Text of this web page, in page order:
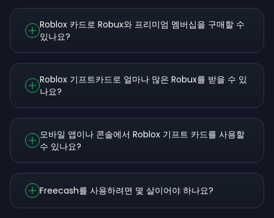
Roblox 카드로 Robux와 프리미엄 멤버십을 구매할 수
있나요?
Roblox 기프트카드로 얼마나 많은 Robux를 받을 수 있
나요?
모바일 앱이나 콘솔에서 Roblox 기프트 카드를 사용할
수 있나요?
Freecash를 사용하려면 몇 살이어야 하나요?